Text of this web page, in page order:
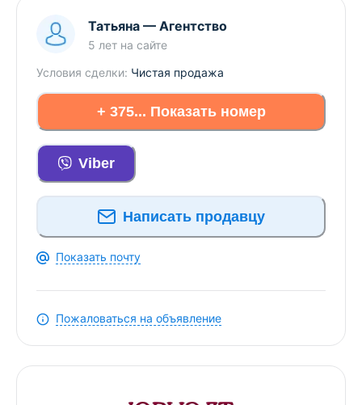
Татьяна — Агентство
5 лет на сайте
Условия сделки: Чистая продажа
+ 375... Показать номер
Viber
Написать продавцу
Показать почту
Пожаловаться на объявление